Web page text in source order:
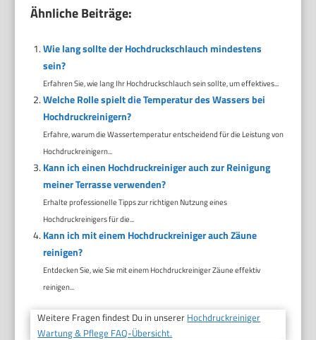
Ähnliche Beiträge:
Wie lang sollte der Hochdruckschlauch mindestens
sein?
Erfahren Sie, wie lang Ihr Hochdruckschlauch sein sollte, um effektives...
Welche Rolle spielt die Temperatur des Wassers bei
Hochdruckreinigern?
Erfahre, warum die Wassertemperatur entscheidend für die Leistung von
Hochdruckreinigern...
Kann ich einen Hochdruckreiniger auch zur Reinigung
meiner Terrasse verwenden?
Erhalte professionelle Tipps zur richtigen Nutzung eines
Hochdruckreinigers für die...
Kann ich mit einem Hochdruckreiniger auch Zäune
reinigen?
Entdecken Sie, wie Sie mit einem Hochdruckreiniger Zäune effektiv
reinigen...
Weitere Fragen findest Du in unserer Hochdruckreiniger
Wartung & Pflege FAQ-Übersicht.